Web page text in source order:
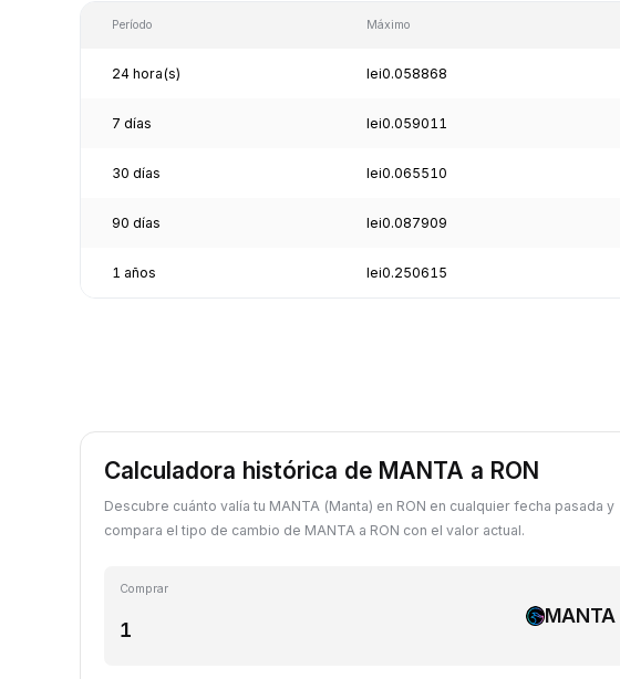
Período Máximo
24 hora(s) lei0.058868
7 días lei0.059011
30 días lei0.065510
90 días lei0.087909
1 años lei0.250615
Calculadora histórica de MANTA a RON
Descubre cuánto valía tu MANTA (Manta) en RON en cualquier fecha pasada y
compara el tipo de cambio de MANTA a RON con el valor actual.
Comprar
MANTA